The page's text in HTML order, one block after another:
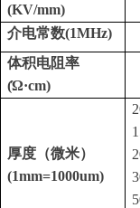
(KV/mm)
介电常数(1MHz)
体积电阻率
(Ώ·cm)
厚度（微米）
(1mm=1000um)
2